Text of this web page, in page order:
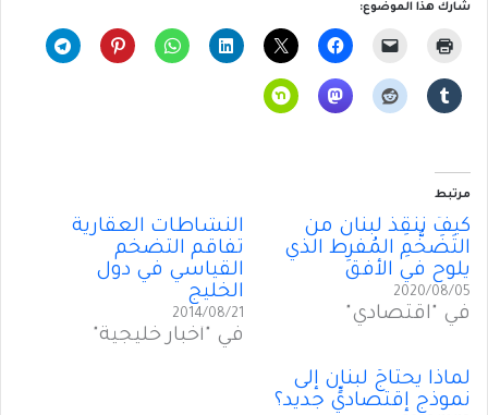
شارك هذا الموضوع:
مرتبط
كيفَ نُنقِذُ لبنان من
التَضَخُّمِ المُفرِط الذي
يلوح في الأفق
2020/08/05
في "اقتصادي"
النشاطات العقارية
تفاقم التضخم
القياسي في دول
الخليج
2014/08/21
في "أخبار خليجية"
لماذا يحتاجُ لبنان إلى
نموذجٍ إقتصاديٍّ جديد؟